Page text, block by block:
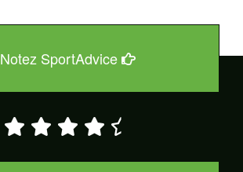
Notez SportAdvice